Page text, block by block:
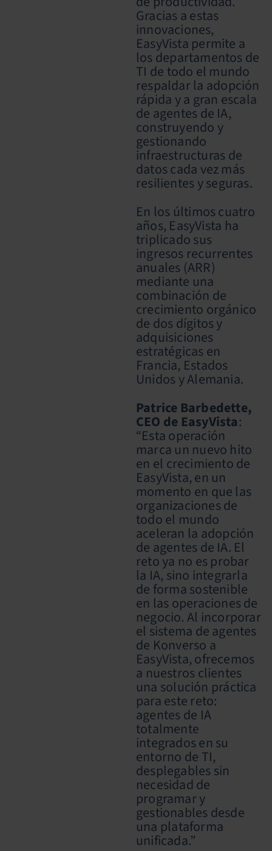
Gracias a estas
innovaciones,
EasyVista permite a
los departamentos de
TI de todo el mundo
respaldar la adopción
rápida y a gran escala
de agentes de IA,
construyendo y
gestionando
infraestructuras de
datos cada vez más
resilientes y seguras.
En los últimos cuatro
años, EasyVista ha
triplicado sus
ingresos recurrentes
anuales (ARR)
mediante una
combinación de
crecimiento orgánico
de dos dígitos y
adquisiciones
estratégicas en
Francia, Estados
Unidos y Alemania.
Patrice Barbedette,
CEO de EasyVista:
“Esta operación
marca un nuevo hito
en el crecimiento de
EasyVista, en un
momento en que las
organizaciones de
todo el mundo
aceleran la adopción
de agentes de IA. El
reto ya no es probar
la IA, sino integrarla
de forma sostenible
en las operaciones de
negocio. Al incorporar
el sistema de agentes
de Konverso a
EasyVista, ofrecemos
a nuestros clientes
una solución práctica
para este reto:
agentes de IA
totalmente
integrados en su
entorno de TI,
desplegables sin
necesidad de
programar y
gestionables desde
una plataforma
unificada.”